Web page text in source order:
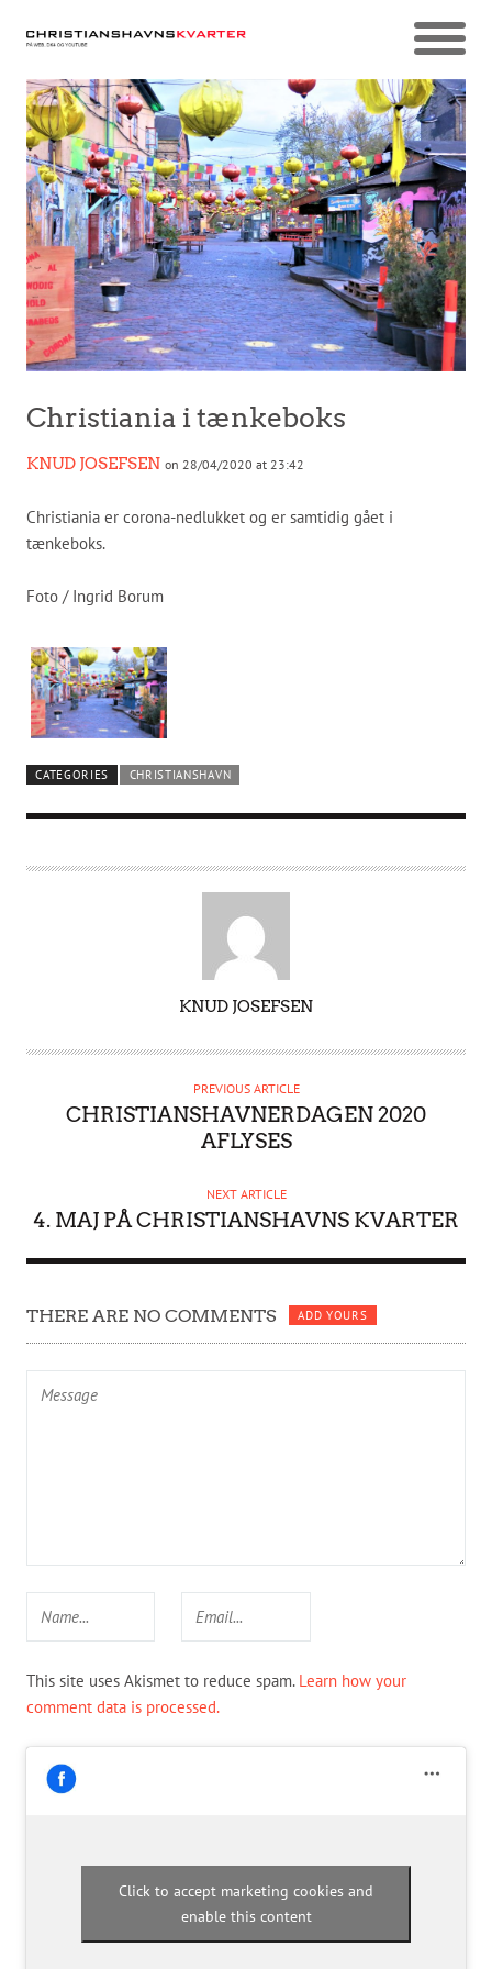
Christiania i tænkeboks
KNUD JOSEFSEN on 28/04/2020 at 23:42
Christiania er corona-nedlukket og er samtidig gået i
tænkeboks.
Foto / Ingrid Borum
CATEGORIES CHRISTIANSHAVN
T
KNUD JOSEFSEN
PREVIOUS ARTICLE
CHRISTIANSHAVNERDAGEN 2020
AFLYSES
NEXT ARTICLE
4. MAJ PÅ CHRISTIANSHAVNS KVARTER
THERE ARE NO COMMENTS ADD YOURS
This site uses Akismet to reduce spam. Learn how your
comment data is processed.
Click to accept marketing cookies and
enable this content